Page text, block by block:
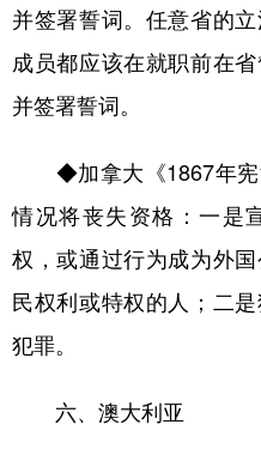
并签署誓词。任意省的
成员都应该在就职前在
并签署誓词。
◆加拿大《1867年宪
情况将丧失资格：一是
权，或通过行为成为外
民权利或特权的人；二
犯罪。
六、澳大利亚